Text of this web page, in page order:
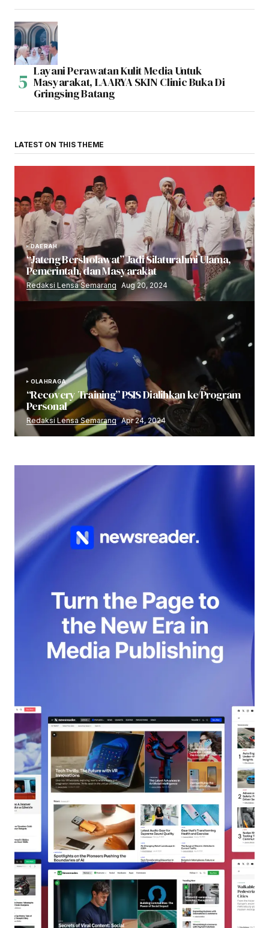
Layani Perawatan Kulit Media Untuk
Masyarakat, LAARYA SKIN Clinic Buka Di
Gringsing Batang
LATEST ON THIS THEME
DAERAH
“Jateng Bersholawat” Jadi Silaturahmi Ulama,
Pemerintah, dan Masyarakat
Redaksi Lensa Semarang Aug 20, 2024
OLAHRAGA
“Recovery Training” PSIS Dialihkan ke Program
Personal
Redaksi Lensa Semarang Apr 24, 2024